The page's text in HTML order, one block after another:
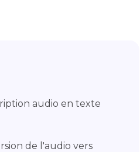
audio en texte
de l'audio vers